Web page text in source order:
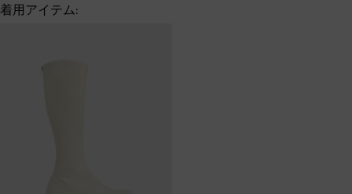
着用アイテム: